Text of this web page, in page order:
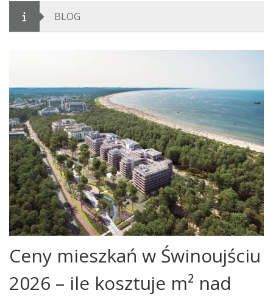
BLOG
Ceny mieszkań w Świnoujściu
2026 – ile kosztuje m² nad